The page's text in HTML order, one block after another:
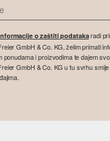
o zaštiti podatakaradi
GmbH & Co. KG, želim primati
ponudama i proizvodima te dajem
GmbH & Co. KG u tu svrhu